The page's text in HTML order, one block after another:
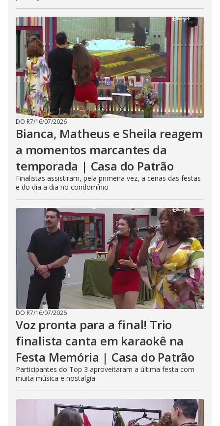
DO R7/16/07/2026
Bianca, Matheus e Sheila reagem
a momentos marcantes da
temporada | Casa do Patrão
Finalistas assistiram, pela primeira vez, a cenas das festas
e do dia a dia no condomínio
DO R7/16/07/2026
Voz pronta para a final! Trio
finalista canta em karaokê na
Festa Memória | Casa do Patrão
Participantes do Top 3 aproveitaram a última festa com
muita música e nostalgia